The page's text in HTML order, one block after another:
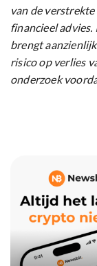
van de
financieel
brengt
risico op verlies
onderzoek